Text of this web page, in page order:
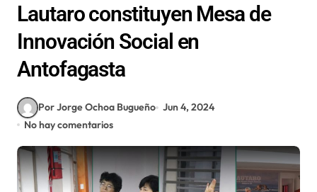
Lautaro constituyen Mesa de
Innovación Social en
Antofagasta
Por Jorge Ochoa Bugueño Jun 4, 2024
No hay comentarios